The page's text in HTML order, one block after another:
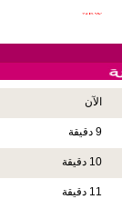
الآن
9 دقيقة
10 دقيقة
11 دقيقة